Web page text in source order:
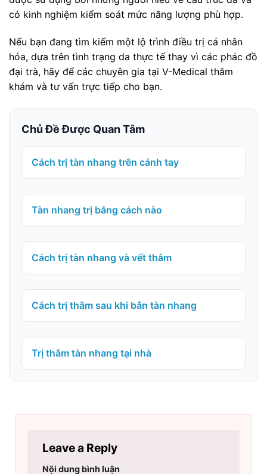
có kinh nghiệm kiểm soát mức năng lượng phù hợp.
Nếu bạn đang tìm kiếm một lộ trình điều trị cá nhân
hóa, dựa trên tình trạng da thực tế thay vì các phác đồ
đại trà, hãy để các chuyên gia tại V-Medical thăm
khám và tư vấn trực tiếp cho bạn.
Chủ Đề Được Quan Tâm
Cách trị tàn nhang trên cánh tay
Tàn nhang trị bằng cách nào
Cách trị tàn nhang và vết thâm
Cách trị thâm sau khi bắn tàn nhang
Trị thâm tàn nhang tại nhà
Leave a Reply
Nội dung bình luận